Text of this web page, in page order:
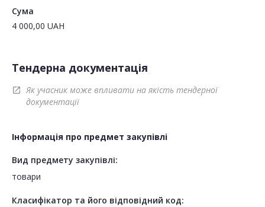
Сума
4 000,00 UAH
Тендерна документація
open_in_new
Як учасник може впливати на якість тендерної
документації
Інформація про предмет закупівлі
Вид предмету закупівлі:
товари
Класифікатор та його відповідний код: